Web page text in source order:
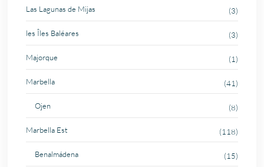
Las Lagunas de Mijas (3)
les Îles Baléares (3)
Majorque (1)
Marbella (41)
Ojen (8)
Marbella Est (118)
Benalmádena (15)